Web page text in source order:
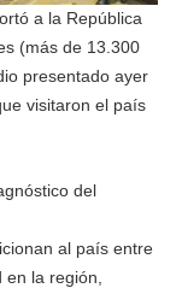
a la República
(más de 13.300
presentado ayer
visitaron el país
del
al país entre
la región,